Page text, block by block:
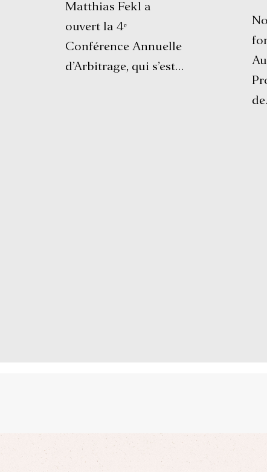
Matthias Fekl a
ouvert la 4ᵉ
Conférence Annuelle
d’Arbitrage, qui s’est…